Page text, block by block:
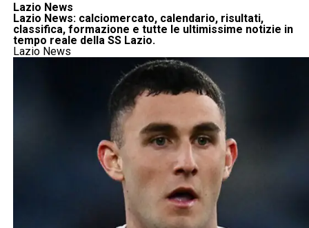
Lazio News
Lazio News: calciomercato, calendario, risultati,
classifica, formazione e tutte le ultimissime notizie in
tempo reale della SS Lazio.
Lazio News